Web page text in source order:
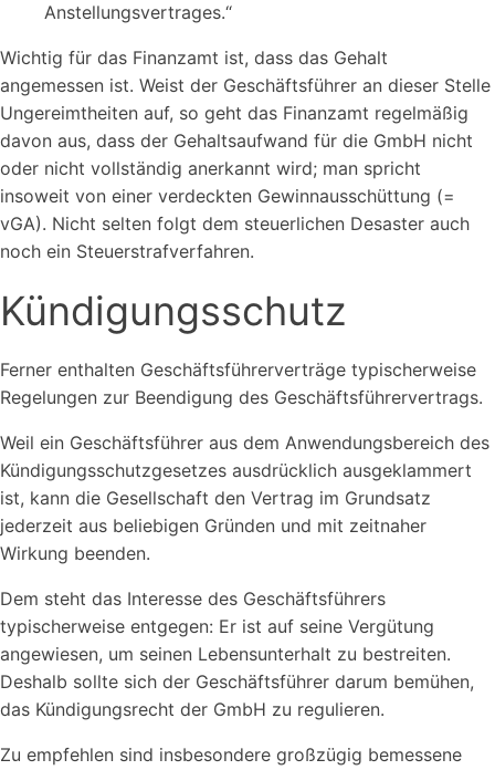
Anstellungsvertrages.“
Wichtig für das Finanzamt ist, dass das Gehalt
angemessen ist. Weist der Geschäftsführer an dieser Stelle
Ungereimtheiten auf, so geht das Finanzamt regelmäßig
davon aus, dass der Gehaltsaufwand für die GmbH nicht
oder nicht vollständig anerkannt wird; man spricht
insoweit von einer verdeckten Gewinnausschüttung (=
vGA). Nicht selten folgt dem steuerlichen Desaster auch
noch ein Steuerstrafverfahren.
Kündigungsschutz
Ferner enthalten Geschäftsführerverträge typischerweise
Regelungen zur Beendigung des Geschäftsführervertrags.
Weil ein Geschäftsführer aus dem Anwendungsbereich des
Kündigungsschutzgesetzes ausdrücklich ausgeklammert
ist, kann die Gesellschaft den Vertrag im Grundsatz
jederzeit aus beliebigen Gründen und mit zeitnaher
Wirkung beenden.
Dem steht das Interesse des Geschäftsführers
typischerweise entgegen: Er ist auf seine Vergütung
angewiesen, um seinen Lebensunterhalt zu bestreiten.
Deshalb sollte sich der Geschäftsführer darum bemühen,
das Kündigungsrecht der GmbH zu regulieren.
Zu empfehlen sind insbesondere großzügig bemessene